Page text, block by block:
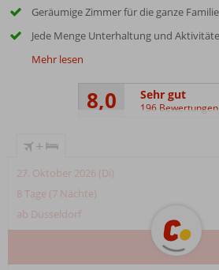
Geräumige Zimmer für die ganze Familie
Jede Menge Unterhaltung und
Mehr lesen
8,0 Sehr gut
196 Bewertungen
+
27. Oktober 2026 (Di)
8 Tage (7 Nächte)
ab Düsseldorf